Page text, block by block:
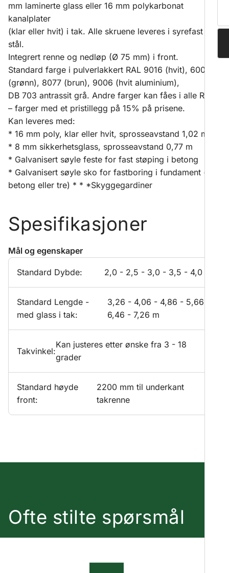
mm laminerte glass eller 16 mm polykarbonat
kanalplater
(klar eller hvit) i tak. Alle skruene leveres i syrefast
stål.
Integrert renne og nedløp (Ø 75 mm) i front.
Standard farge i pulverlakkert RAL 9016 (hvit), 6009
(grønn), 8077 (brun), 9006 (hvit aluminium),
DB 703 antrassit grå. Andre farger kan fåes i alle RAL
– farger med et pristillegg på 15% på prisene.
Kan leveres med:
* 16 mm poly, klar eller hvit, sprosseavstand 1,02 m
* 8 mm sikkerhetsglass, sprosseavstand 0,77 m
* Galvanisert søyle feste for fast støping i betong
* Galvanisert søyle sko for fastboring i fundament (
betong eller tre) * * *Skyggegardiner
Spesifikasjoner
Mål og egenskaper
Standard Dybde: 2,0 - 2,5 - 3,0 - 3,5 - 4,0 m
Standard Lengde -
med glass i tak:
3,26 - 4,06 - 4,86 - 5,66 -
6,46 - 7,26 m
Takvinkel:
Kan justeres etter ønske fra 3 - 18
grader
Standard høyde
front:
2200 mm til underkant
takrenne
Ofte stilte spørsmål